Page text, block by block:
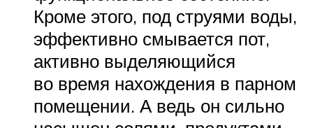
Кроме этого, под струями воды,
эффективно смывается пот,
активно выделяющийся
во время нахождения в парном
помещении. А ведь он сильно